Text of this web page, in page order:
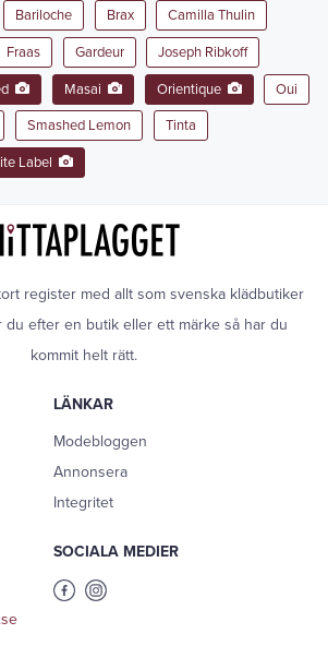
Bariloche Brax Camilla Thulin
Fraas Gardeur Joseph Ribkoff
Masai Orientique Oui
Smashed Lemon Tinta
Label
register med allt som svenska klädbutiker
du efter en butik eller ett märke så har du
kommit helt rätt.
LÄNKAR
Modebloggen
Annonsera
Integritet
SOCIALA MEDIER